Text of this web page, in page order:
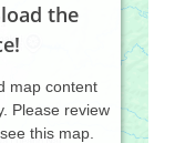
the
map content
Please review
this map.